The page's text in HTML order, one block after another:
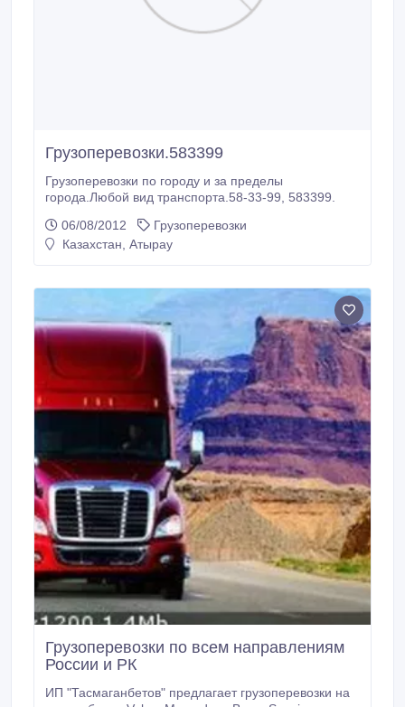
Грузоперевозки.583399
Грузоперевозки по городу и за пределы
города.Любой вид транспорта.58-33-99, 583399.
06/08/2012
Грузоперевозки
Казахстан, Атырау
Грузоперевозки по всем направлениям
России и РК
ИП "Тасмаганбетов" предлагает грузоперевозки на